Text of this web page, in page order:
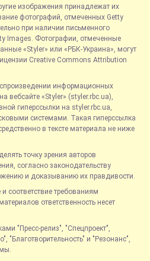
изображения принадлежат их
фотографий, отмеченных Getty
при наличии письменного
Images. Фотографии, отмеченные
«Styler» или «РБК-Украина», могут
Creative Commons Attribution
информационных
вебсайте «Styler» (styler.rbc.ua),
гиперссылки на styler.rbc.ua,
системами. Такая гиперссылка
в тексте материала не ниже
точку зрения авторов
согласно законодательству
и доказыванию их правдивости.
соответствие требованиям
ответственность несет
"Пресс-релиз", "Спецпроект",
"Благотворительность" и "Резонанс",